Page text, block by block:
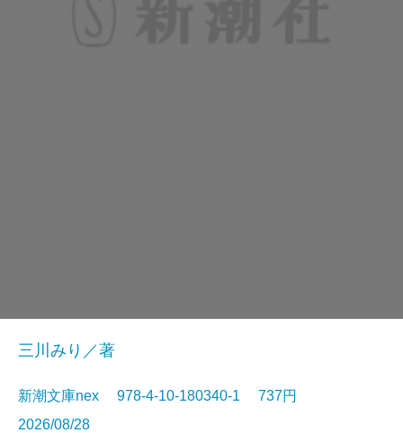
三川みり／著
新潮文庫nex 978-4-10-180340-1 737円
2026/08/28